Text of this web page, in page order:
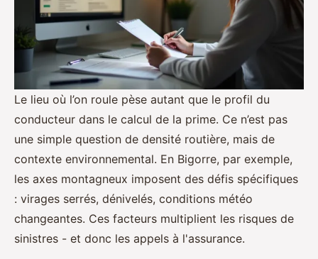
Le lieu où l’on roule pèse autant que le profil du
conducteur dans le calcul de la prime. Ce n’est pas
une simple question de densité routière, mais de
contexte environnemental. En Bigorre, par exemple,
les axes montagneux imposent des défis spécifiques
: virages serrés, dénivelés, conditions météo
changeantes. Ces facteurs multiplient les risques de
sinistres - et donc les appels à l'assurance.